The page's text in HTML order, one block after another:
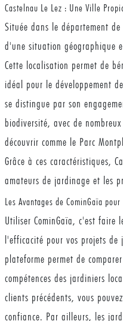
Castelnau Le Lez : Une Ville
Située dans le département
d'une situation géographique
Cette localisation permet de
idéal pour le développement
se distingue par son
biodiversité, avec de
découvrir comme le Parc
Grâce à ces caractéristiques,
amateurs de jardinage et les
Les Avantages de CominGaïa
Utiliser CominGaïa, c'est faire
l'efficacité pour vos projets de
plateforme permet de
compétences des jardiniers
clients précédents, vous
confiance. Par ailleurs, les